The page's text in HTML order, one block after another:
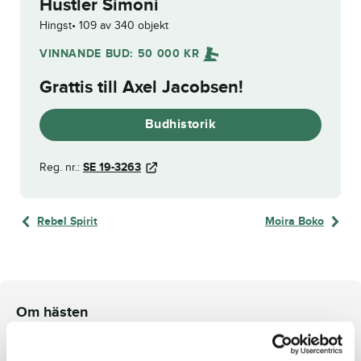
Hustler Simoni
Hingst 109 av 340 objekt
VINNANDE BUD: 50 000 KR
Grattis till Axel Jacobsen!
Budhistorik
Reg. nr.: SE 19-3263
Rebel Spirit Moira Boko
Om hästen
Hingst efter Cash and Go och undan Dear Jackie